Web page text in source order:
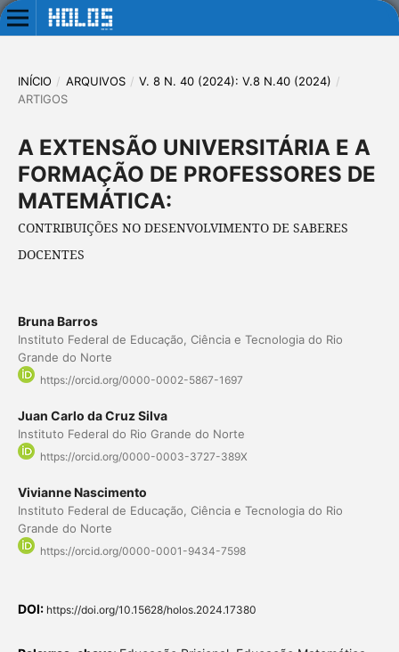
INÍCIO / ARQUIVOS / V. 8 N. 40 (2024): V.8 N.40 (2024) /
ARTIGOS
A EXTENSÃO UNIVERSITÁRIA E A
FORMAÇÃO DE PROFESSORES DE
MATEMÁTICA:
CONTRIBUIÇÕES NO DESENVOLVIMENTO DE SABERES
DOCENTES
Bruna Barros
Instituto Federal de Educação, Ciência e Tecnologia do Rio
Grande do Norte
https://orcid.org/0000-0002-5867-1697
Juan Carlo da Cruz Silva
Instituto Federal do Rio Grande do Norte
https://orcid.org/0000-0003-3727-389X
Vivianne Nascimento
Instituto Federal de Educação, Ciência e Tecnologia do Rio
Grande do Norte
https://orcid.org/0000-0001-9434-7598
DOI: https://doi.org/10.15628/holos.2024.17380